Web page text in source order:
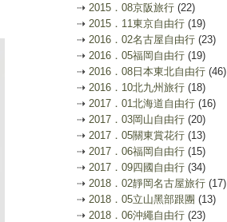
⇢ 2015．08京阪旅行 (22)
⇢ 2015．11東京自由行 (19)
⇢ 2016．02名古屋自由行 (23)
⇢ 2016．05福岡自由行 (19)
⇢ 2016．08日本東北自由行 (46)
⇢ 2016．10北九州旅行 (18)
⇢ 2017．01北海道自由行 (16)
⇢ 2017．03岡山自由行 (20)
⇢ 2017．05關東賞花行 (13)
⇢ 2017．06福岡自由行 (15)
⇢ 2017．09四國自由行 (34)
⇢ 2018．02靜岡名古屋旅行 (17)
⇢ 2018．05立山黑部跟團 (13)
⇢ 2018．06沖繩自由行 (23)